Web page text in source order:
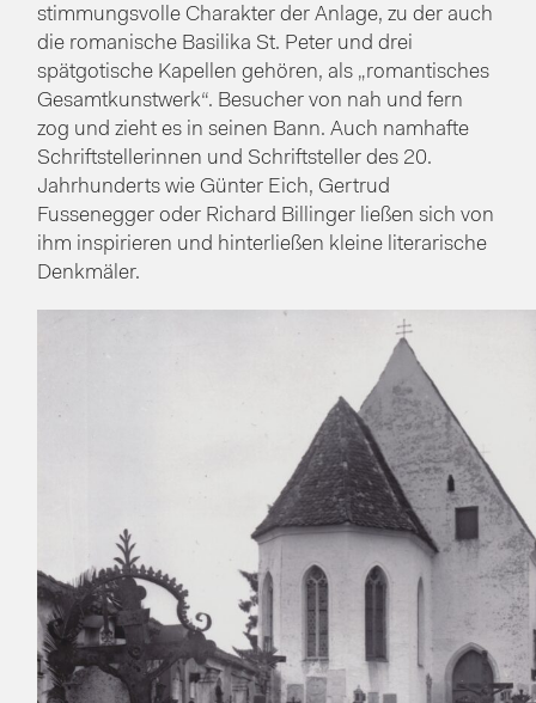
stimmungsvolle Charakter der Anlage, zu der auch
die romanische Basilika St. Peter und drei
spätgotische Kapellen gehören, als „romantisches
Gesamtkunstwerk“. Besucher von nah und fern
zog und zieht es in seinen Bann. Auch namhafte
Schriftstellerinnen und Schriftsteller des 20.
Jahrhunderts wie Günter Eich, Gertrud
Fussenegger oder Richard Billinger ließen sich von
ihm inspirieren und hinterließen kleine literarische
Denkmäler.